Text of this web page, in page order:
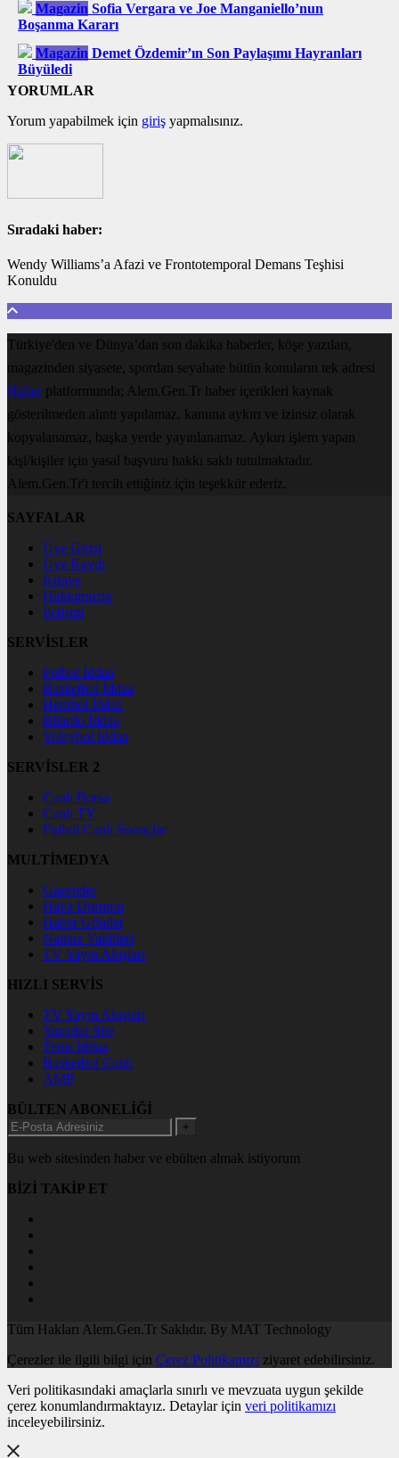
Magazin Sofia Vergara ve Joe Manganiello’nun
Boşanma Kararı
Magazin Demet Özdemir’ın Son Paylaşımı Hayranları
Büyüledi
YORUMLAR
Yorum yapabilmek için giriş yapmalısınız.
Sıradaki haber:
Wendy Williams’a Afazi ve Frontotemporal Demans Teşhisi
Konuldu
Türkiye'den ve Dünya’dan son dakika haberler, köşe yazıları,
magazinden siyasete, spordan seyahate bütün konuların tek adresi
Haberplatformunda; Alem.Gen.Tr haber içerikleri kaynak
gösterilmeden alıntı yapılamaz, kanuna aykırı ve izinsiz olarak
kopyalanamaz, başka yerde yayınlanamaz. Aykırı işlem yapan
kişi/kişiler için yasal başvuru hakkı saklı tutulmaktadır.
Alem.Gen.Tr'i tercih ettiğiniz için teşekkür ederiz.
SAYFALAR
Üye Girişi
Üye Kaydı
Künye
Hakkımızda
İletişim
SERVİSLER
Futbol İddaa
Basketbol İddaa
Hentbol İddaa
Bilardo İddaa
Voleybol İddaa
SERVİSLER 2
Canlı Borsa
Canlı TV
Futbol Canlı Sonuçlar
MULTİMEDYA
Gazeteler
Hava Durumu
Haber Gönder
Namaz Vakitleri
TV Yayın Akışları
HIZLI SERVİS
TV Yayın Akışları
Yazarlar Site
Tenis İddaa
Basketbol Canlı
AMP
BÜLTEN ABONELİĞİ
+
Bu web sitesinden haber ve ebülten almak istiyorum
BİZİ TAKİP ET
Tüm Hakları Alem.Gen.Tr Saklıdır. By MAT Technology
Çerezler ile ilgili bilgi için Çerez Politikamızı ziyaret edebilirsiniz.
Veri politikasındaki amaçlarla sınırlı ve mevzuata uygun şekilde
çerez konumlandırmaktayız. Detaylar için veri politikamızı
inceleyebilirsiniz.